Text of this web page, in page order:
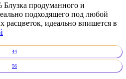
Блузка продуманного и
подходящего под любой
расцветок, идеально впишется в
44
56